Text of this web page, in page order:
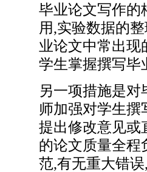
毕业论文写作的
用,实验数据的
业论文中常出现
学生掌握撰写毕
另一项措施是
师加强对学生撰
提出修改意见或
的论文质量全程
范,有无重大错